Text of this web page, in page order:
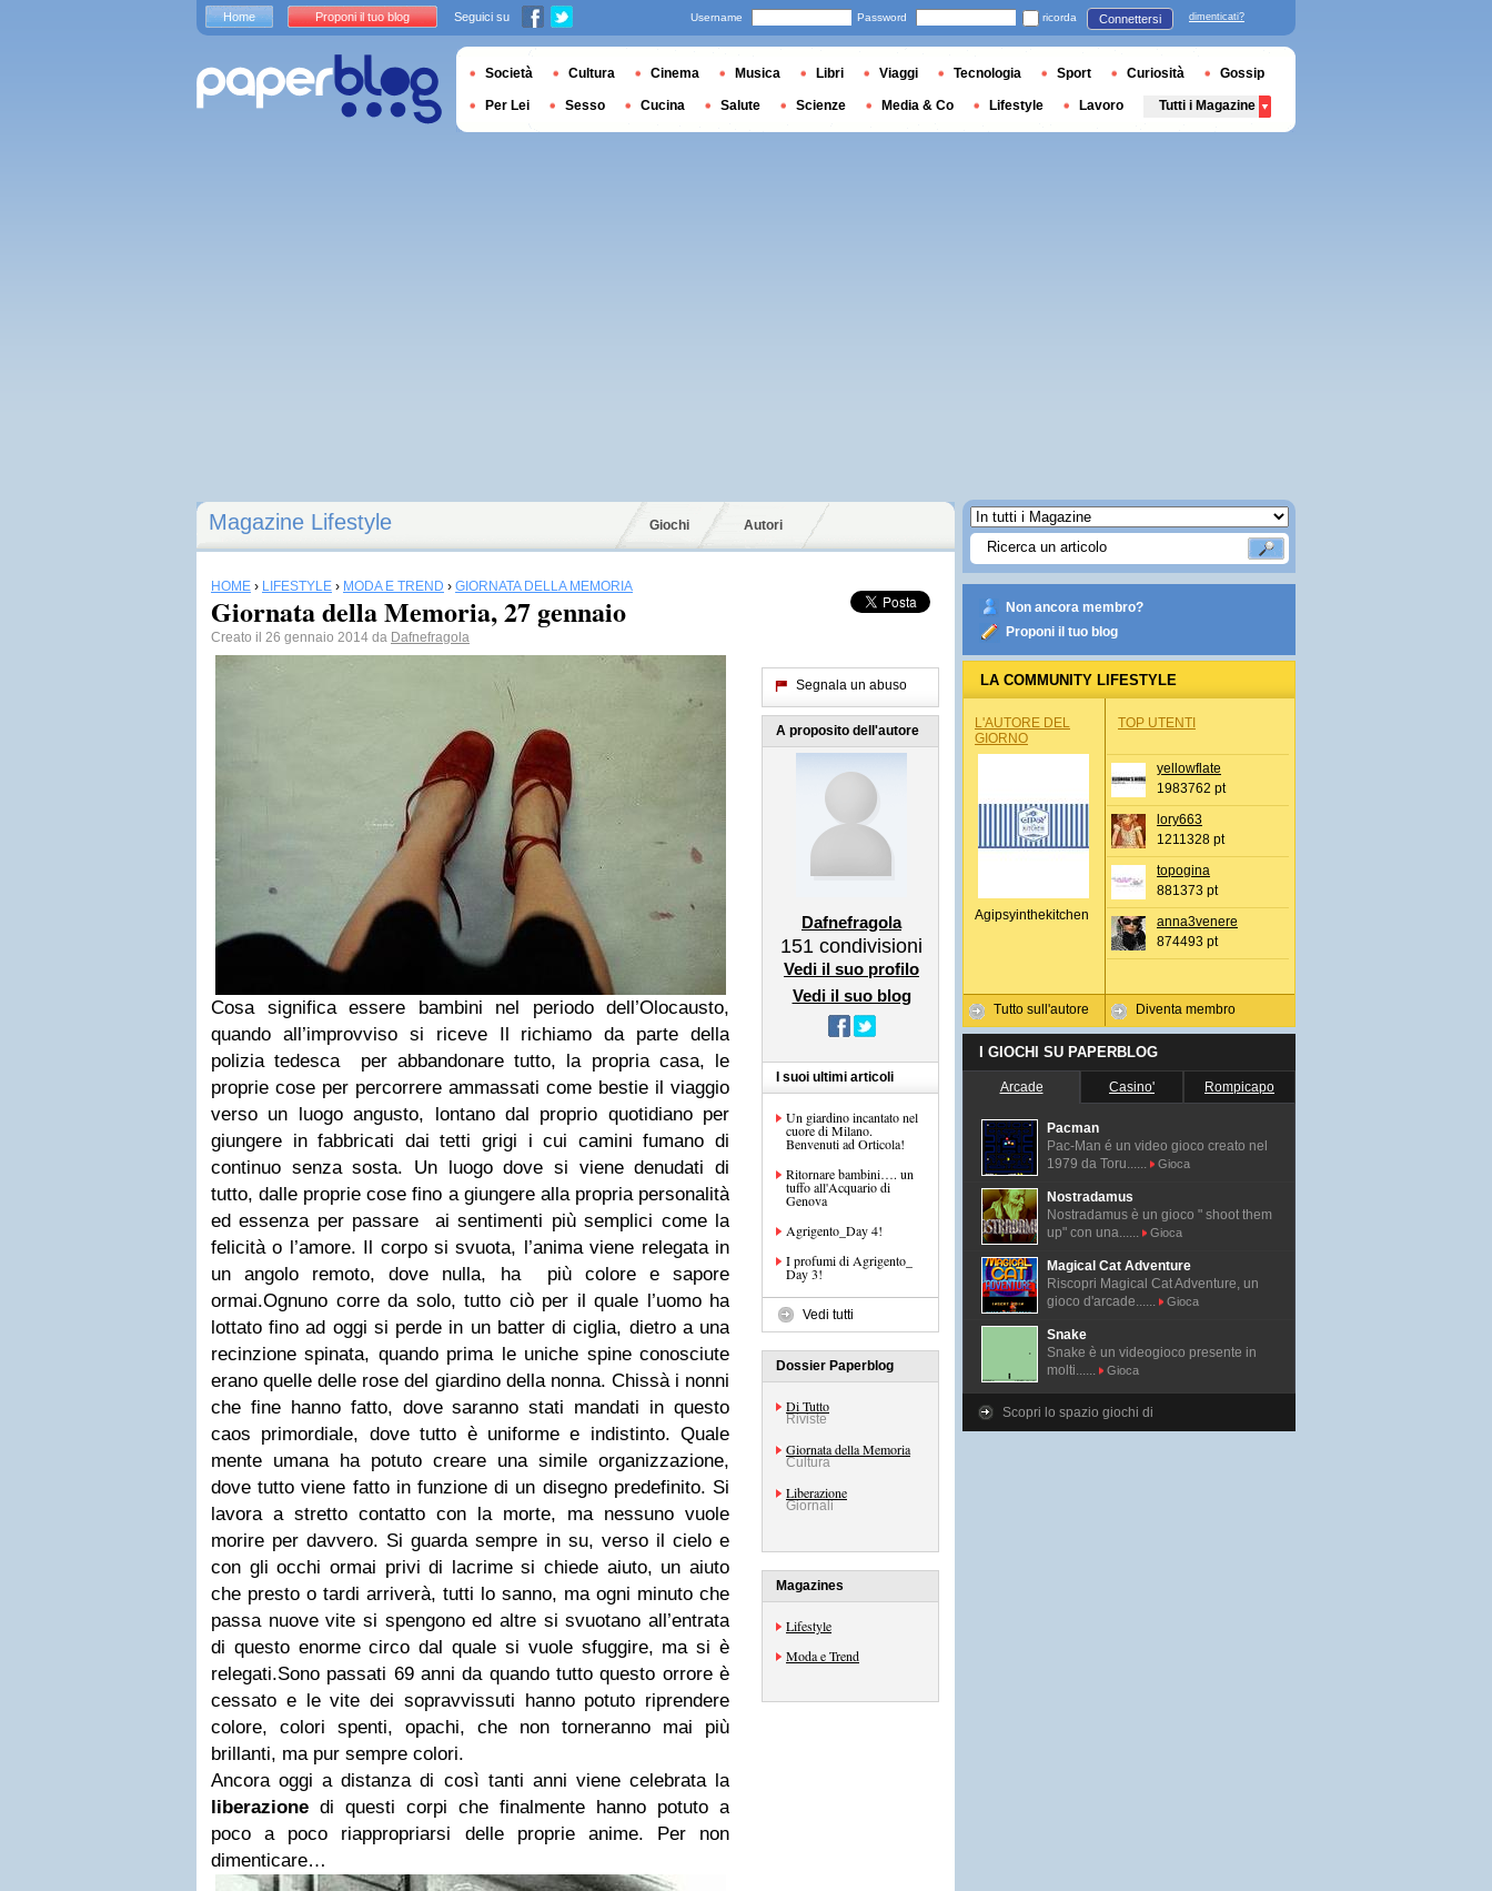
Magazine Lifestyle Giochi Autori
HOME › LIFESTYLE › MODA E TREND › GIORNATA DELLA MEMORIA
Giornata della Memoria, 27 gennaio
Creato il 26 gennaio 2014 da Dafnefragola
Cosa significa essere bambini nel periodo dell’Olocausto,
quando all’improvviso si riceve Il richiamo da parte della
polizia tedesca per abbandonare tutto, la propria casa, le
proprie cose per percorrere ammassati come bestie il viaggio
verso un luogo angusto, lontano dal proprio quotidiano per
giungere in fabbricati dai tetti grigi i cui camini fumano di
continuo senza sosta. Un luogo dove si viene denudati di
tutto, dalle proprie cose fino a giungere alla propria personalità
ed essenza per passare ai sentimenti più semplici come la
felicità o l’amore. Il corpo si svuota, l’anima viene relegata in
un angolo remoto, dove nulla, ha più colore e sapore
ormai.Ognuno corre da solo, tutto ciò per il quale l’uomo ha
lottato fino ad oggi si perde in un batter di ciglia, dietro a una
recinzione spinata, quando prima le uniche spine conosciute
erano quelle delle rose del giardino della nonna. Chissà i nonni
che fine hanno fatto, dove saranno stati mandati in questo
caos primordiale, dove tutto è uniforme e indistinto. Quale
mente umana ha potuto creare una simile organizzazione,
dove tutto viene fatto in funzione di un disegno predefinito. Si
lavora a stretto contatto con la morte, ma nessuno vuole
morire per davvero. Si guarda sempre in su, verso il cielo e
con gli occhi ormai privi di lacrime si chiede aiuto, un aiuto
che presto o tardi arriverà, tutti lo sanno, ma ogni minuto che
passa nuove vite si spengono ed altre si svuotano all’entrata
di questo enorme circo dal quale si vuole sfuggire, ma si è
relegati.Sono passati 69 anni da quando tutto questo orrore è
cessato e le vite dei sopravvissuti hanno potuto riprendere
colore, colori spenti, opachi, che non torneranno mai più
brillanti, ma pur sempre colori.
Ancora oggi a distanza di così tanti anni viene celebrata la
liberazione di questi corpi che finalmente hanno potuto a
poco a poco riappropriarsi delle proprie anime. Per non
dimenticare…
Segnala un abuso
A proposito dell'autore
Dafnefragola
151 condivisioni
Vedi il suo profilo
Vedi il suo blog
I suoi ultimi articoli
Un giardino incantato nel
cuore di Milano.
Benvenuti ad Orticola!
Ritornare bambini…. un
tuffo all'Acquario di
Genova
Agrigento_Day 4!
I profumi di Agrigento_
Day 3!
Vedi tutti
Dossier Paperblog
Di Tutto
Riviste
Giornata della Memoria
Cultura
Liberazione
Giornali
Magazines
Lifestyle
Moda e Trend
Non ancora membro?
Proponi il tuo blog
LA COMMUNITY LIFESTYLE
L'AUTORE DEL
GIORNO
Agipsyinthekitchen
Tutto sull'autore
TOP UTENTI
yellowflate
1983762 pt
lory663
1211328 pt
topogina
881373 pt
anna3venere
874493 pt
Diventa membro
I GIOCHI SU PAPERBLOG
Arcade Casino' Rompicapo
Pacman
Pac-Man é un video gioco creato nel
1979 da Toru......
Gioca
Nostradamus
Nostradamus è un gioco " shoot them
up" con una......
Gioca
Magical Cat Adventure
Riscopri Magical Cat Adventure, un
gioco d'arcade......
Gioca
Snake
Snake è un videogioco presente in
molti......
Gioca
Scopri lo spazio giochi di
Home Proponi il tuo blog Seguici su Username Password ricorda Connettersi dimenticati?
Società Cultura Cinema Musica Libri Viaggi Tecnologia Sport Curiosità Gossip
Per Lei Sesso Cucina Salute Scienze Media & Co Lifestyle Lavoro Tutti i Magazine